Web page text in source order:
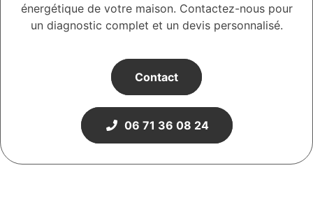
énergétique de votre maison. Contactez-nous pour
un diagnostic complet et un devis personnalisé.
Contact
06 71 36 08 24